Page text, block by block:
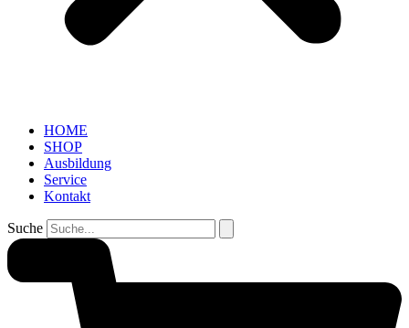
HOME
SHOP
Ausbildung
Service
Kontakt
Suche